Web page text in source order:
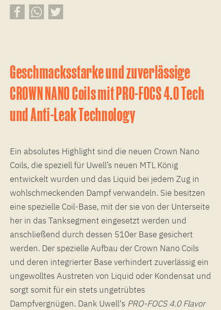
Geschmacksstarke und zuverlässige
CROWN NANO Coils mitPRO-FOCS 4.0 Tech
und Anti-Leak Technology
Ein absolutes Highlight sind die neuen Crown Nano
Coils, die speziell für Uwell’s neuen MTL König
entwickelt wurden und das Liquid bei jedem Zug in
wohlschmeckenden Dampf verwandeln. Sie besitzen
eine spezielle Coil-Base, mit der sie von der Unterseite
her in das Tanksegment eingesetzt werden und
anschließend durch dessen 510er Base gesichert
werden. Der spezielle Aufbau der Crown Nano Coils
und deren integrierter Base verhindert zuverlässig ein
ungewolltes Austreten von Liquid oder Kondensat und
sorgt somit für ein stets ungetrübtes
Dampfvergnügen. Dank Uwell‘s PRO-FOCS 4.0 Flavor